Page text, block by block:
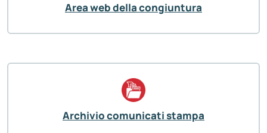
Area web della congiuntura
Archivio comunicati stampa